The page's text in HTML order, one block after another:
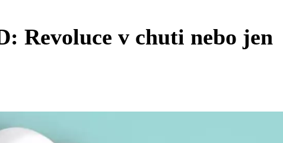
Revoluce v chuti nebo jen